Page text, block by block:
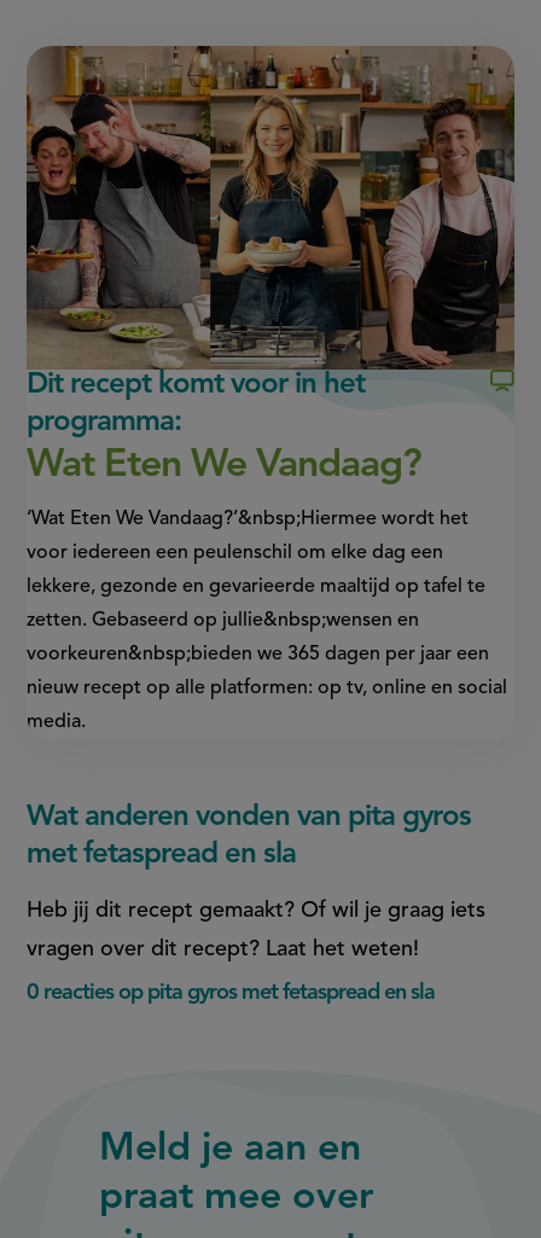
pagina
op
Facebook
(opent
in
nieuw
venster,
externe
link)
pagina
op
WhatsApp
(opent
in
nieuw
venster,
externe
link)
of
this
page
Dit recept komt voor in het
programma:
Wat Eten We Vandaag?
‘Wat Eten We Vandaag?’&nbsp;Hiermee wordt het
voor iedereen een peulenschil om elke dag een
lekkere, gezonde en gevarieerde maaltijd op tafel te
zetten. Gebaseerd op jullie&nbsp;wensen en
voorkeuren&nbsp;bieden we 365 dagen per jaar een
nieuw recept op alle platformen: op tv, online en social
media.
Wat anderen vonden van pita gyros
met fetaspread en sla
Heb jij dit recept gemaakt? Of wil je graag iets
vragen over dit recept? Laat het weten!
0 reacties op pita gyros met fetaspread en sla
Meld je aan en
praat mee over